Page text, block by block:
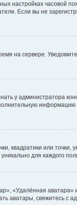
настройках часовой
Если вы не
на сервере.
у администратора
квадратики или точки,
для каждого
«Удалённая аватара»
аватары, свяжитесь с